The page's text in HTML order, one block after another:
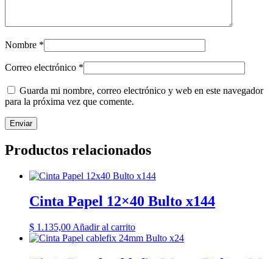
Nombre *
Correo electrónico *
Guarda mi nombre, correo electrónico y web en este navegador
para la próxima vez que comente.
Productos relacionados
Cinta Papel 12×40 Bulto x144
$ 1.135,00 Añadir al carrito